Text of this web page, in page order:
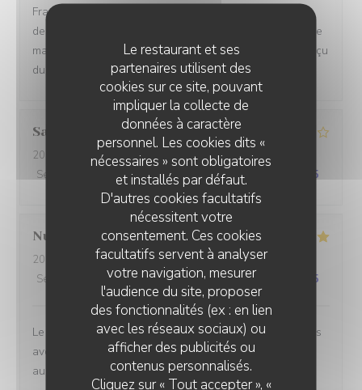
Le restaurant et ses
partenaires utilisent des
cookies sur ce site, pouvant
impliquer la collecte de
données à caractère
personnel. Les cookies dits «
nécessaires » sont obligatoires
et installés par défaut.
D'autres cookies facultatifs
nécessitent votre
consentement. Ces cookies
facultatifs servent à analyser
votre navigation, mesurer
l'audience du site, proposer
des fonctionnalités (ex : en lien
avec les réseaux sociaux) ou
afficher des publicités ou
contenus personnalisés.
Cliquez sur « Tout accepter », «
Franchement première visite et cela ne sera pas la
dernière. Nous sommes venu pour fêter l'anniversaire de
ma grande fille fan de ribs et nous n'avons pas étais déçu
du tout
Salvio
2026-07-29- 20:00 - Couverts 4
Service
Ambiance:3/5 Cuisine:3/5 Qualité / Prix /5
Nutz
2026-07-31
- 12:45 - Couverts 2
Service
Ambiance :4/5 Cuisine : 4/5 Qualité / Prix /5
Le personnel est très sympathique et communicatif, nous
avons rapidement été servis et les plats sont toujours
aussi bons. On ne se lassera jamais de ces frites !
STEAKHOUSE DISTRICT